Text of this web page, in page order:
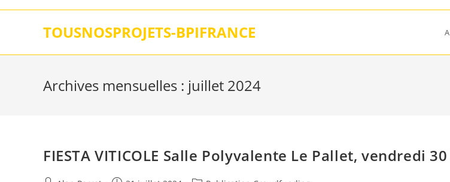
Skip
TOUSNOSPROJETS-BPIFRANCE
Archives mensuelles : juillet 2024
FIESTA VITICOLE Salle Polyvalente Le Pallet, vendredi